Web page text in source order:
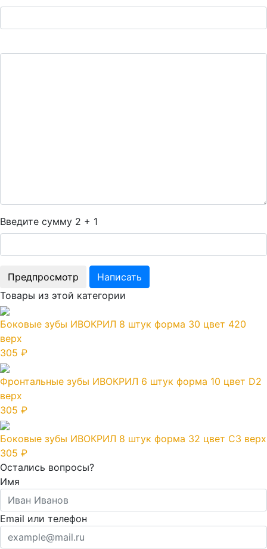
Введите сумму 2 + 1
Товары из этой категории
Боковые зубы ИВОКРИЛ 8 штук форма 30 цвет 420
верх
305 ₽
Фронтальные зубы ИВОКРИЛ 6 штук форма 10 цвет D2
верх
305 ₽
Боковые зубы ИВОКРИЛ 8 штук форма 32 цвет C3 верх
305 ₽
Остались вопросы?
Имя
Email или телефон